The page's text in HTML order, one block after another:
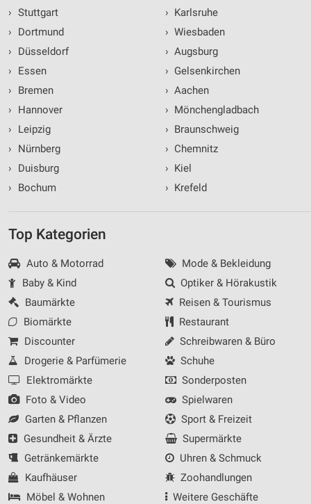
› Stuttgart
›
Dortmund
›
Düsseldorf
›
Essen
›
Bremen
›
Hannover
›
Leipzig
›
Nürnberg
›
Duisburg
›
Bochum
› Karlsruhe
› Wiesbaden
› Augsburg
› Gelsenkirchen
› Aachen
› Mönchengladbach
› Braunschweig
› Chemnitz
› Kiel
› Krefeld
Top Kategorien
Auto & Motorrad
Baby & Kind
Baumärkte
Biomärkte
Discounter
Drogerie & Parfümerie
Elektromärkte
Foto & Video
Garten & Pflanzen
Gesundheit & Ärzte
Getränkemärkte
Kaufhäuser
Möbel & Wohnen
Mode & Bekleidung
Optiker & Hörakustik
Reisen & Tourismus
Restaurant
Schreibwaren & Büro
Schuhe
Sonderposten
Spielwaren
Sport & Freizeit
Supermärkte
Uhren & Schmuck
Zoohandlungen
Weitere Geschäfte